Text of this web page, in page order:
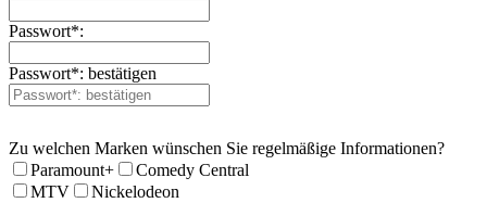
Passwort*:
Passwort*: bestätigen
Zu welchen Marken wünschen Sie regelmäßige Informationen?
Paramount+
Comedy Central
MTV
Nickelodeon